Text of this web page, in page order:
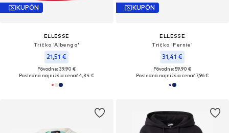
KUPÓN
ELLESSE
Tričko 'Albenga'
21,51 €
Pôvodne: 39,90 €
Posledná najnižšia cena:14,34 €
KUPÓN
ELLESSE
Tričko 'Fernie'
31,41 €
Pôvodne: 59,90 €
Posledná najnižšia cena:17,96 €